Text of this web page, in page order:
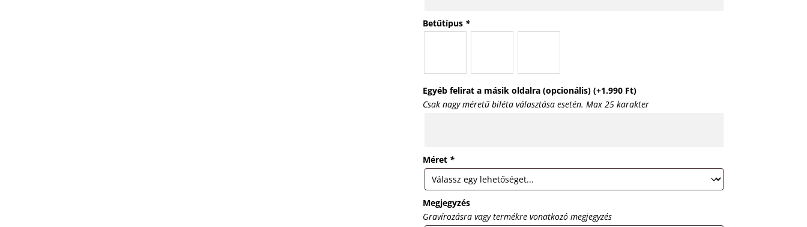
Betűtípus *
Egyéb felirat a másik oldalra (opcionális) (+1.990 Ft)
Csak nagy méretű biléta választása esetén. Max 25 karakter
Méret *
Megjegyzés
Gravírozásra vagy termékre vonatkozó megjegyzés